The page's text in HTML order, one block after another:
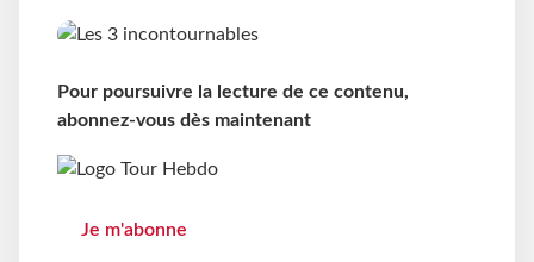
Pour poursuivre la lecture de ce contenu,
abonnez-vous dès maintenant
Je m'abonne